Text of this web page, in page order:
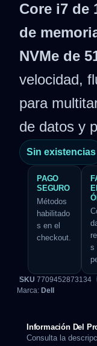
Core i7 de
de
NVMe de
velocidad,
para
de datos y
Sin existencias
PAGO
SEGURO
Métodos
habilitado
s en el
checkout.
s
SKU 7709452873134
Marca: Dell
Información Del
Consulta la